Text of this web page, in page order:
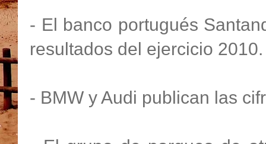
- El banco portugués
resultados del ejercicio 2010.
- BMW y Audi publican las